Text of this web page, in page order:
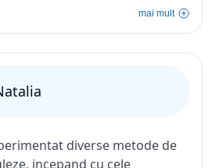
nostri scumpi, este posibila
si mandrie in
despre oamenii nostri
noastra cu mult autentic...o
instructiv-educativ!
multa incredere, de la mic la
mai mult
diverse metode de
incepand cu cele